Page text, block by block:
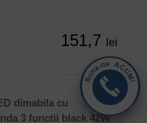
151,7 lei
dimabila cu
3 functii black 42W